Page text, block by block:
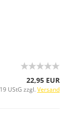
22,95 EUR
UStG zzgl. Versand